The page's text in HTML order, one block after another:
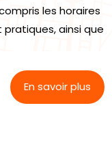
les horaires
ainsi que
En savoir plus